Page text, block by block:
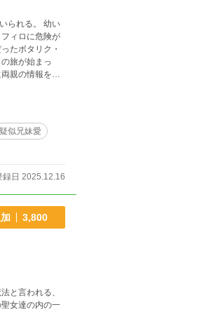
られる。 幼い
ィロに危険が
旅が始まっ
親の情報を得
疑似兄妹愛
録日 2025.12.16
3,800
と言われる、
女達の内の一